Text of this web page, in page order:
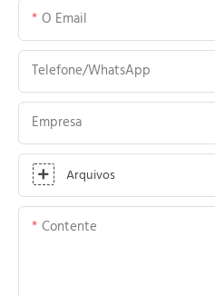
O Email
Telefone/WhatsApp
Empresa
Arquivos
Contente